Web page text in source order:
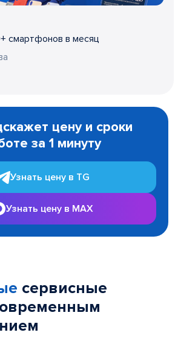
смартфонов в месяц
цену и сроки
за 1 минуту
Узнать цену в TG
Узнать цену в MAX
сервисные